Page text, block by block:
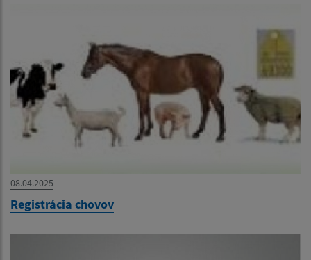
08.04.2025
Registrácia chovov